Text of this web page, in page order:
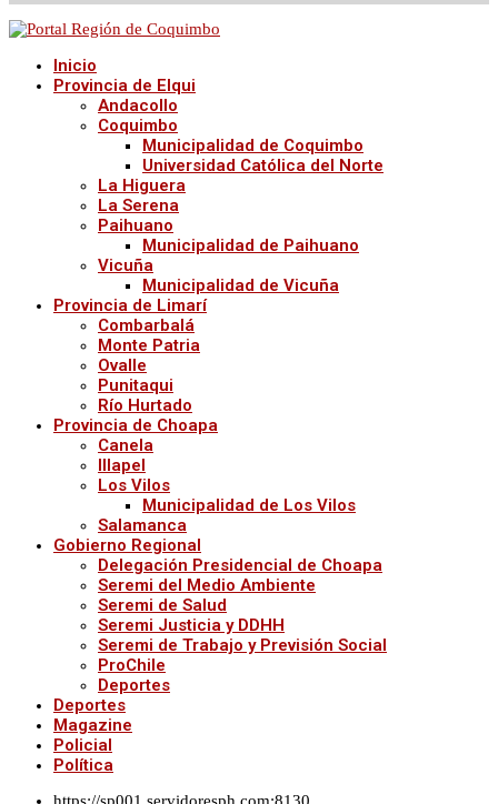
Inicio
Provincia de Elqui
Andacollo
Coquimbo
Municipalidad de Coquimbo
Universidad Católica del Norte
La Higuera
La Serena
Paihuano
Municipalidad de Paihuano
Vicuña
Municipalidad de Vicuña
Provincia de Limarí
Combarbalá
Monte Patria
Ovalle
Punitaqui
Río Hurtado
Provincia de Choapa
Canela
Illapel
Los Vilos
Municipalidad de Los Vilos
Salamanca
Gobierno Regional
Delegación Presidencial de Choapa
Seremi del Medio Ambiente
Seremi de Salud
Seremi Justicia y DDHH
Seremi de Trabajo y Previsión Social
ProChile
Deportes
Deportes
Magazine
Policial
Política